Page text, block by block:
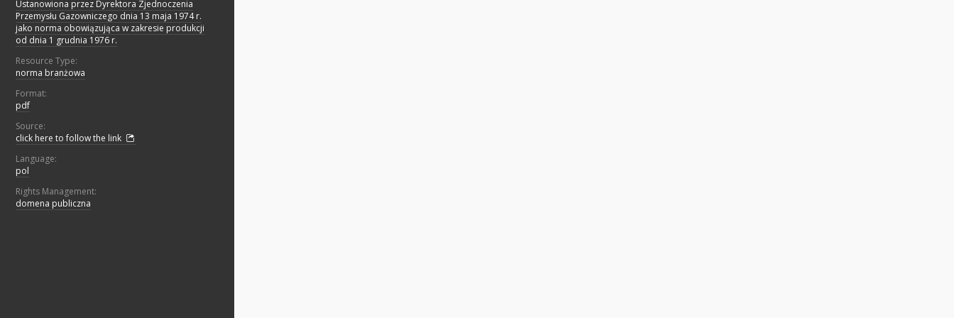
Ustanowiona przez Dyrektora Zjednoczenia
Przemysłu Gazowniczego dnia 13 maja 1974 r.
jako norma obowiązująca w zakresie produkcji
od dnia 1 grudnia 1976 r.
Resource Type:
norma branżowa
Format:
pdf
Source:
click here to follow the link
Language:
pol
Rights Management:
domena publiczna